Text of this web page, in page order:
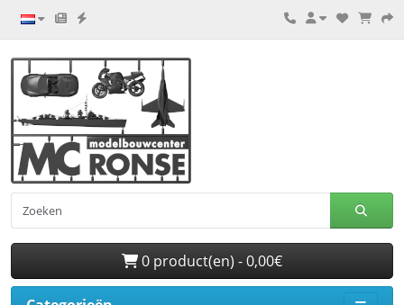
0 product(en) - 0,00€